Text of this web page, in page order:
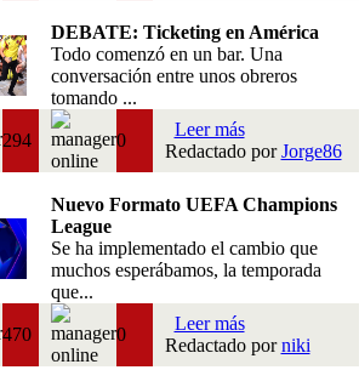
DEBATE: Ticketing en América
Todo comenzó en un bar. Una
conversación entre unos obreros
tomando ...
294 0
Leer más
Redactado porJorge86
Nuevo Formato UEFA Champions
League
Se ha implementado el cambio que
muchos esperábamos, la temporada
que...
470 0
Leer más
Redactado porniki